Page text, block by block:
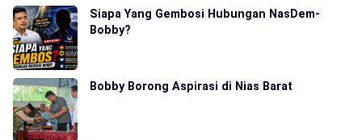
Siapa Yang Gembosi Hubungan NasDem-
Bobby?
Bobby Borong Aspirasi di Nias Barat